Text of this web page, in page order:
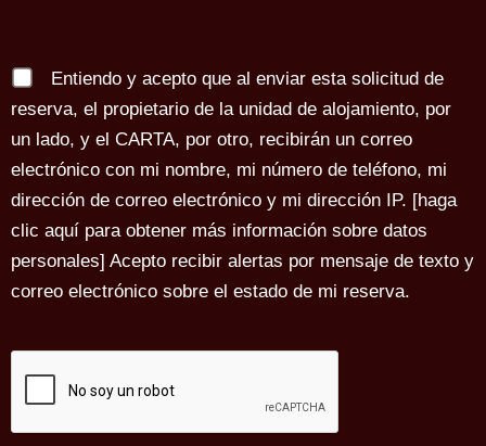
Entiendo y acepto que al enviar esta solicitud de
reserva, el propietario de la unidad de alojamiento, por
un lado, y el CARTA, por otro, recibirán un correo
electrónico con mi nombre, mi número de teléfono, mi
dirección de correo electrónico y mi dirección IP. [haga
clic aquí para obtener más información sobre datos
personales] Acepto recibir alertas por mensaje de texto y
correo electrónico sobre el estado de mi reserva.